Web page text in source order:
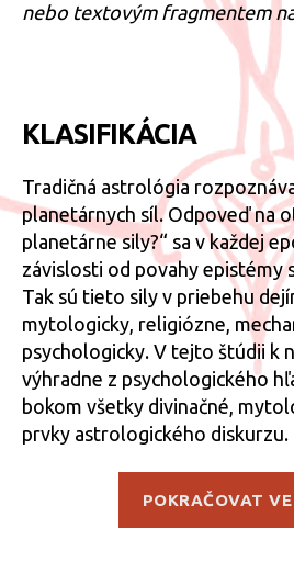
nebo textovým fragmentem
KLASIFIKÁCIA
Tradičná astrológia
planetárnych síl. Odpoveď na
planetárne sily?“ sa v každej
závislosti od povahy epistémy
Tak sú tieto sily v priebehu
mytologicky, religiózne,
psychologicky. V tejto štúdii k
výhradne z psychologického
bokom všetky divinačné,
prvky astrologického diskurzu.
POKRAČOVAT